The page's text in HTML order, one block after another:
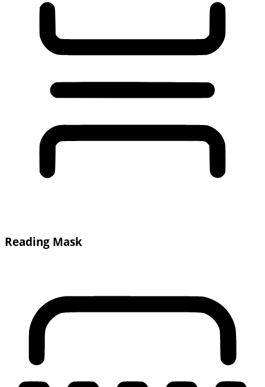
Reading Mask